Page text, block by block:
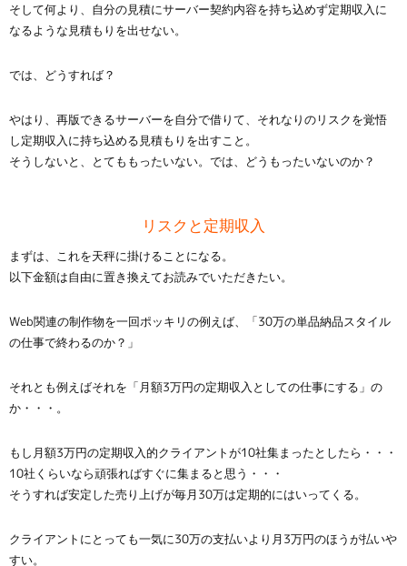
そして何より、自分の見積にサーバー契約内容を持ち込めず定期収入に
なるような見積もりを出せない。
では、どうすれば？
やはり、再版できるサーバーを自分で借りて、それなりのリスクを覚悟
し定期収入に持ち込める見積もりを出すこと。
そうしないと、とてももったいない。では、どうもったいないのか？
リスクと定期収入
まずは、これを天秤に掛けることになる。
以下金額は自由に置き換えてお読みでいただきたい。
Web関連の制作物を一回ポッキリの例えば、「30万の単品納品スタイル
の仕事で終わるのか？」
それとも例えばそれを「月額3万円の定期収入としての仕事にする」の
か・・・。
もし月額3万円の定期収入的クライアントが10社集まったとしたら・・・
10社くらいなら頑張ればすぐに集まると思う・・・
そうすれば安定した売り上げが毎月30万は定期的にはいってくる。
クライアントにとっても一気に30万の支払いより月3万円のほうが払いや
すい。